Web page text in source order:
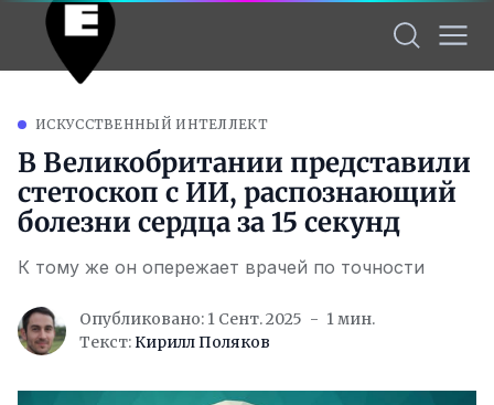
ИСКУССТВЕННЫЙ ИНТЕЛЛЕКТ
В Великобритании представили
стетоскоп с ИИ, распознающий
болезни сердца за 15 секунд
К тому же он опережает врачей по точности
Опубликовано: 1 Сент. 2025
1 мин.
Текст: Кирилл Поляков